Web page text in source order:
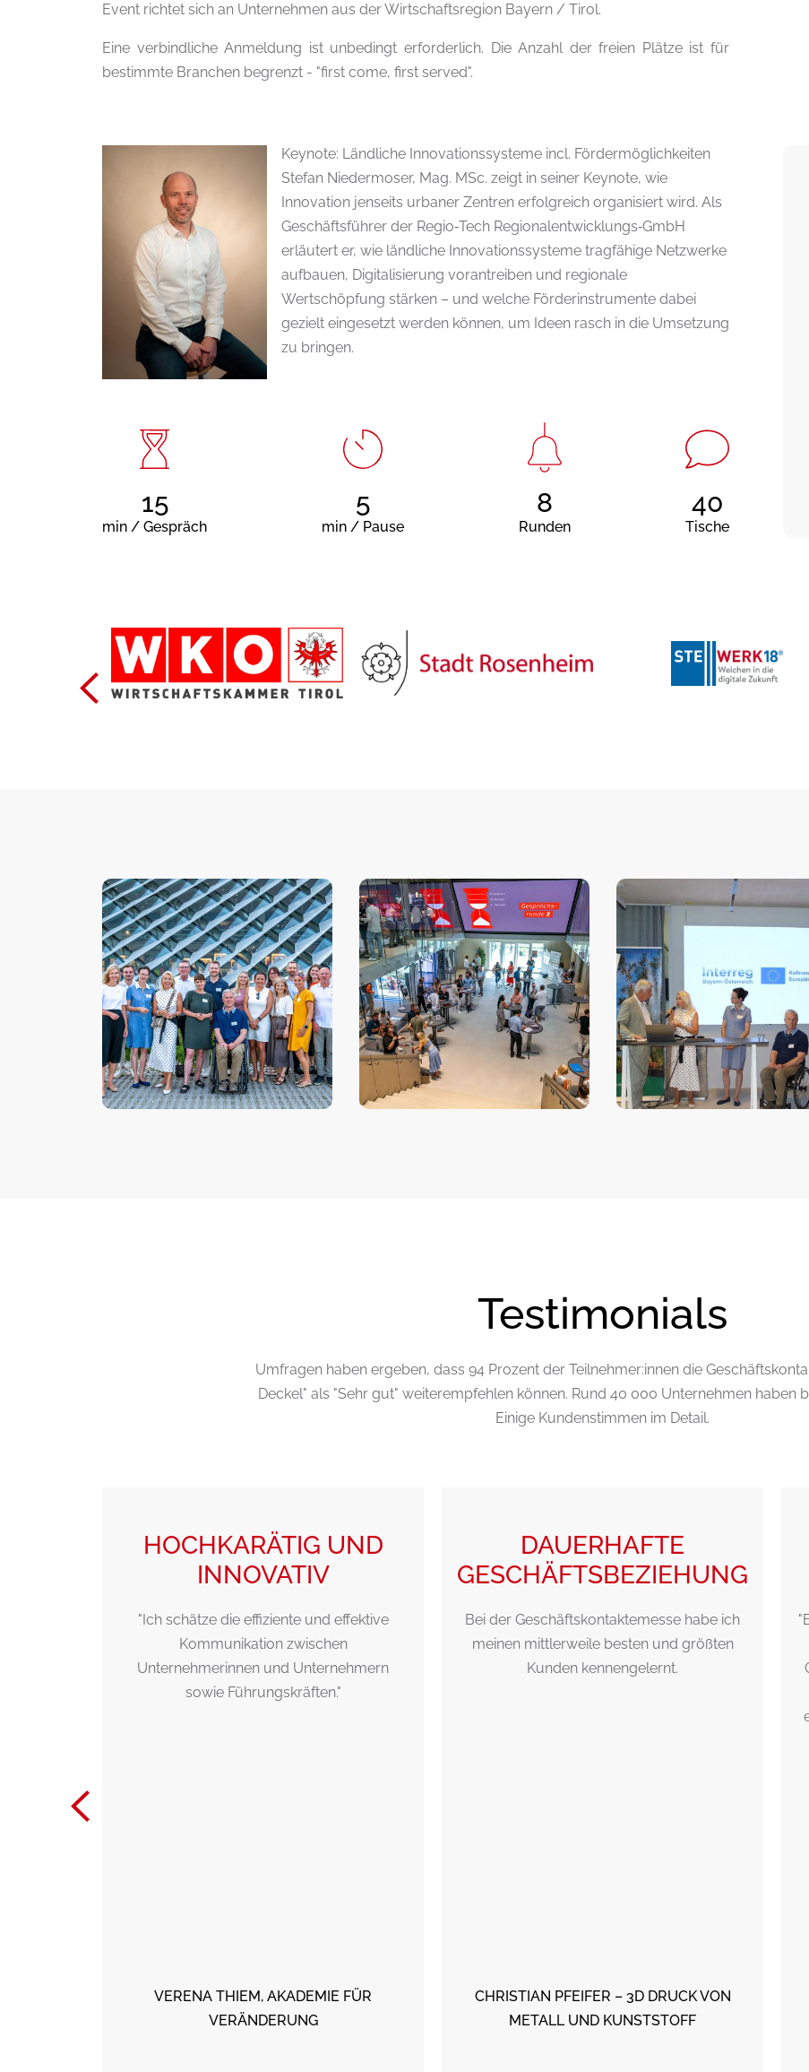
Event richtet sich an Unternehmen aus der Wirtschaftsregion Bayern / Tirol.
Eine verbindliche Anmeldung ist unbedingt erforderlich. Die Anzahl der freien Plätze ist für
bestimmte Branchen begrenzt - "first come, first served".
Keynote: Ländliche Innovationssysteme incl. Fördermöglichkeiten
Stefan Niedermoser, Mag. MSc. zeigt in seiner Keynote, wie
Innovation jenseits urbaner Zentren erfolgreich organisiert wird. Als
Geschäftsführer der Regio‑Tech Regionalentwicklungs‑GmbH
erläutert er, wie ländliche Innovationssysteme tragfähige Netzwerke
aufbauen, Digitalisierung vorantreiben und regionale
Wertschöpfung stärken – und welche Förderinstrumente dabei
gezielt eingesetzt werden können, um Ideen rasch in die Umsetzung
zu bringen.
15
min / Gespräch
5
min / Pause
8
Runden
40
Tische
Testimonials
Umfragen haben ergeben, dass 94 Prozent der Teilnehmer:innen die
Deckel" als "Sehr gut" weiterempfehlen können. Rund 40 000 Unternehmen haben
Einige Kundenstimmen im Detail.
HOCHKARÄTIG UND
INNOVATIV
"Ich schätze die effiziente und effektive
Kommunikation zwischen
Unternehmerinnen und Unternehmern
sowie Führungskräften."
VERENA THIEM, AKADEMIE FÜR
VERÄNDERUNG
DAUERHAFTE
GESCHÄFTSBEZIEHUNG
Bei der Geschäftskontaktemesse habe ich
meinen mittlerweile besten und größten
Kunden kennengelernt.
CHRISTIAN PFEIFER – 3D DRUCK VON
METALL UND KUNSTSTOFF